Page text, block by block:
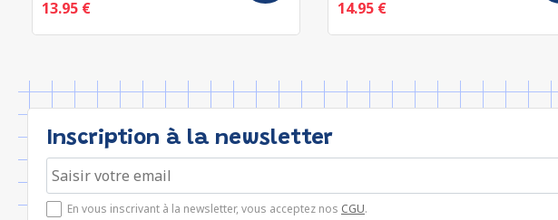
13.95 € 14.95 €
Inscription à la newsletter
En vous inscrivant à la newsletter, vous acceptez nos CGU.